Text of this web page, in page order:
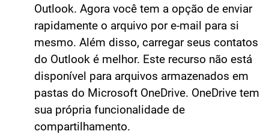
Outlook. Agora você tem a opção de enviar
rapidamente o arquivo por e-mail para si
mesmo. Além disso, carregar seus contatos
do Outlook é melhor. Este recurso não está
disponível para arquivos armazenados em
pastas do Microsoft OneDrive. OneDrive tem
sua própria funcionalidade de
compartilhamento.